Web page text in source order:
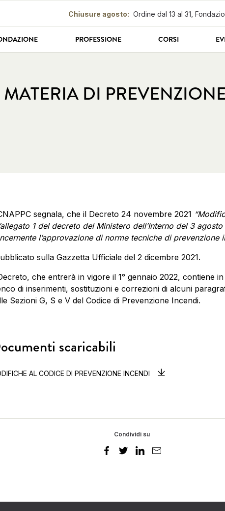
Chiusure agosto: Ordine dal 13 al 31,
PROFESSIONE CORSI
DI
segnala, che il Decreto 24 novembre 2021
1 del decreto del Ministero dell’Interno del 3 agosto
l’approvazione di norme tecniche di prevenzione
sulla Gazzetta Ufficiale del 2 dicembre 2021.
che entrerà in vigore il 1° gennaio 2022, contiene
di inserimenti, sostituzioni e correzioni di alcuni
Sezioni G, S e V del Codice di Prevenzione Incendi.
scaricabili
AL CODICE DI PREVENZIONE INCENDI
Condividi su